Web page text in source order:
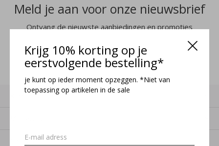
Krijg 10% korting op je
eerstvolgende bestelling*
je kunt op ieder moment opzeggen. *Niet van
toepassing op artikelen in de sale
Meld je aan voor onze nieuwsbrief
Ontvang de nieuwste aanbiedingen en promoties
MELD JE AAN
Klantenservice
Categorieën